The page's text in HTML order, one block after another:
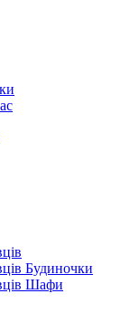
Будиночки
Шафи